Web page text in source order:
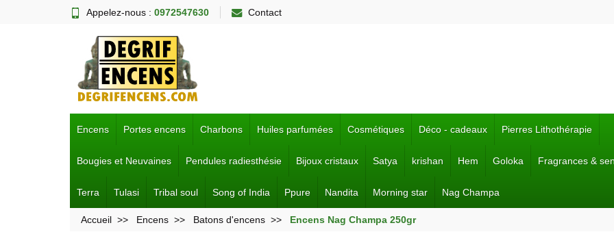
Appelez-nous : 0972547630 Contact
Encens Portes encens Charbons Huiles parfumées Cosmétiques Déco - cadeaux Pierres Lithothérapie
Bougies et Neuvaines Pendules radiesthésie Bijoux cristaux Satya krishan Hem Goloka Fragrances &
Terra Tulasi Tribal soul Song of India Ppure Nandita Morning star Nag Champa
Accueil Encens Batons d'encens Encens Nag Champa 250gr